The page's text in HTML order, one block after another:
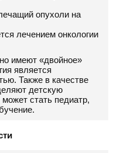
опухоли на
лечением онкологии
имеют «двойное»
является
Также в качестве
детскую
стать педиатр,